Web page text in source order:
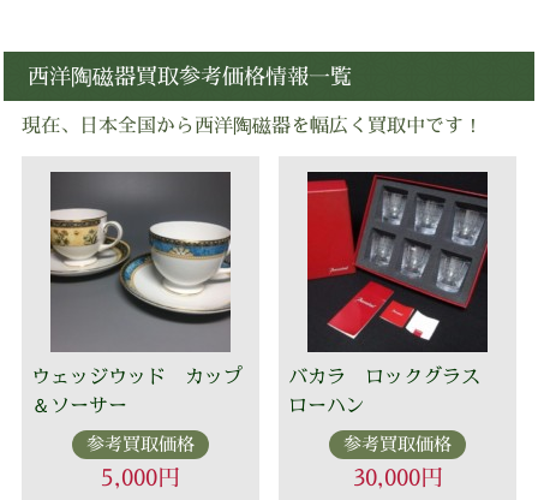
西洋陶磁器買取参考価格情報一覧
現在、日本全国から西洋陶磁器を幅広く買取中です！
ウェッジウッド カップ
＆ソーサー
参考買取価格
5,000円
バカラ ロックグラス
ローハン
参考買取価格
30,000円